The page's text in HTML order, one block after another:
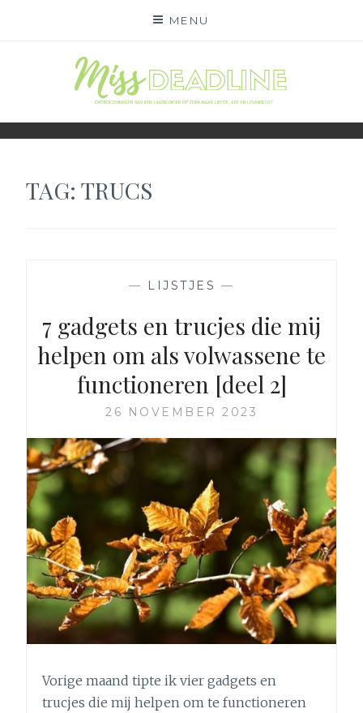
MENU
MISS DEADLINE
ONDERWEG NAAR LIEFDE, LEF EN LEVENSLUST
TAG:TRUCS
— LIJSTJES —
7 gadgets en trucjes die mij
helpen om als volwassene te
functioneren [deel 2]
26 NOVEMBER 2023
Vorige maand tipte ik vier gadgets en
trucjes die mij helpen om te functioneren